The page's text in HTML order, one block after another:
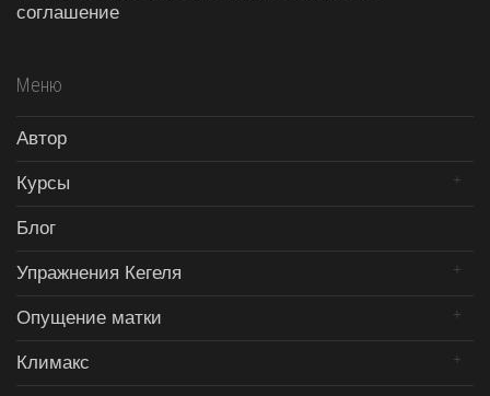
соглашение
Меню
Автор
Курсы
Блог
Упражнения Кегеля
Опущение матки
Климакс